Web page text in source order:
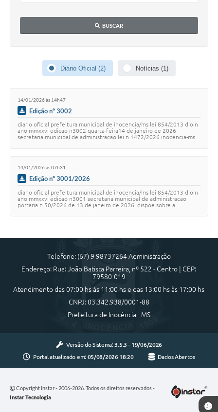
Dados gerais e Obras
LGPD - Governo Digital
licenciamento ambiental
BUSCAR
Diário Oficial (2) Notícias (1)
14/01/2026 às 14h47
Edição nº 3002
diario oficial prefeitura municipal de inocencia/ms lei 854/2013 dioin
ano mmxxvi edicao n3002 quarta-feira14 de janeiro de 2026
secretaria municipal de administracao lei n 1472/2026 inocencia-ms
14/01/2026 às 07h31
Edição nº 3001/2026
diario oficial prefeitura municipal de inocencia/ms lei 854/2013 dioin
ano mmxxvi edicao n3001 secretaria municipal de administracao
portaria n 50/2026 de 13 de janeiro de 2026. dispoe sobre a
Telefone: (67) 9 98737264 Administração
Endereço: Rua: João Batista Parreira, nº 522 - Centro | CEP:
79580-019
Atendimento das 07:00 hs às 11:00 hs e das 13:00 hs às 17:00 hs
CNPJ: 03.342.938/0001-88
Prefeitura de Inocência - MS
Versão do Sistema: 3.5.3 - 19/06/2026
Portal atualizado em: 05/08/2026 18:20 Dados Abertos
Copyright Instar - 2006-2026. Todos os direitos reservados -
Instar Tecnologia